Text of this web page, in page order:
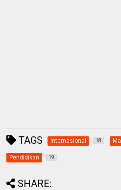
TAGS Internasional 18
Pendidikan 19
SHARE: